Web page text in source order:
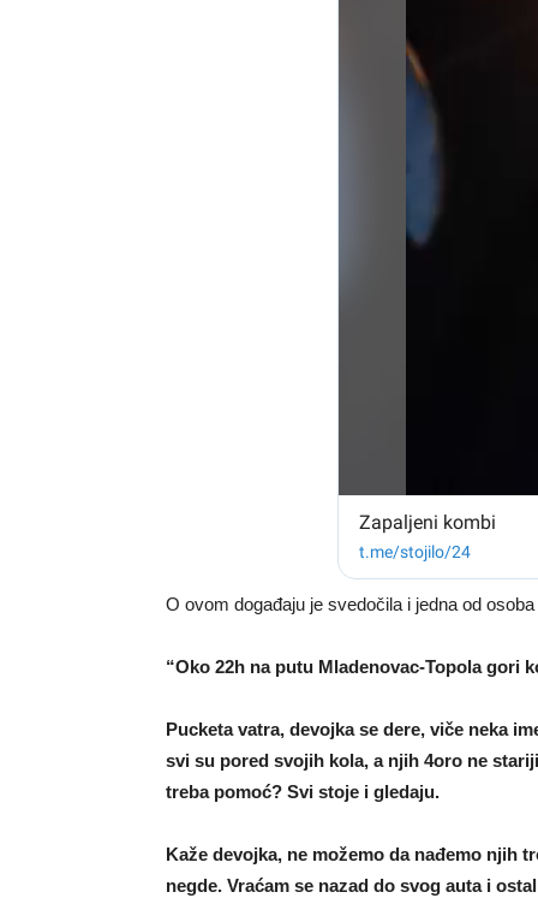
O ovom događaju je svedočila i jedna od
“Oko 22h na putu Mladenovac-Topola gori
Pucketa vatra, devojka se dere, viče neka
svi su pored svojih kola, a njih 4oro ne
treba pomoć? Svi stoje i gledaju.
Kaže devojka, ne možemo da nađemo njih
negde. Vraćam se nazad do svog auta i